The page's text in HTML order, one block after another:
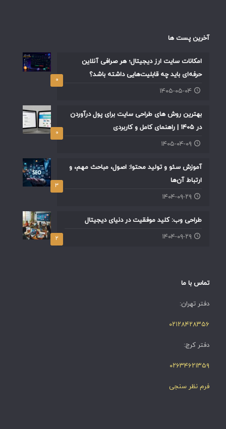
آخرین پست ها
۰
امکانات سایت ارز دیجیتال؛ هر صرافی آنلاین
حرفه‌ای باید چه قابلیت‌هایی داشته باشد؟
۱۴۰۵-۰۵-۰۴
۰
بهترین روش های طراحی سایت برای پول درآوردن
در ۱۴۰۵ | راهنمای کامل و کاربردی
۱۴۰۵-۰۴-۰۹
۳
آموزش سئو و تولید محتوا: اصول، مباحث مهم، و
ارتباط آن‌ها
۱۴۰۴-۰۹-۲۹
۲
طراحی وب: کلید موفقیت در دنیای دیجیتال
۱۴۰۴-۰۹-۲۹
تماس با ما
دفتر تهران:
۰۲۱۲۸۴۲۸۳۵۶
دفتر کرج:
۰۲۶۳۴۶۲۱۳۵۹
فرم نظر سنجی